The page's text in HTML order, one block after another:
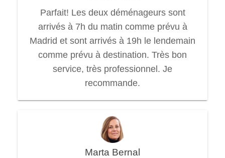
Parfait! Les deux déménageurs sont
arrivés à 7h du matin comme prévu à
Madrid et sont arrivés à 19h le lendemain
comme prévu à destination. Très bon
service, très professionnel. Je
recommande.
Marta Bernal